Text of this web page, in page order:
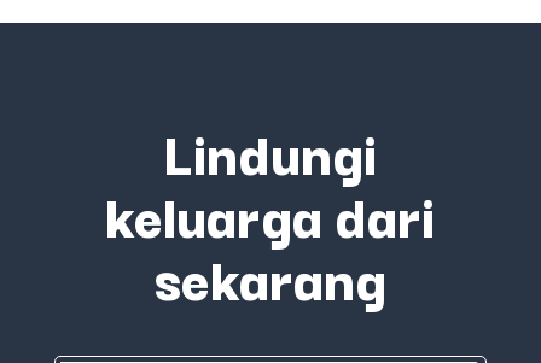
Lindungi
keluarga dari
sekarang